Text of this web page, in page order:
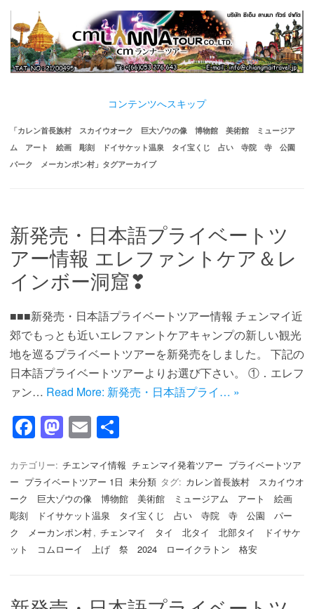
コンテンツへスキップ
「カレン首長族村 スカイウオーク 巨大ゾウの像 博物館 美術館 ミュージア
ム アート 絵画 彫刻 ドイサケット温泉 タイ宝くじ 占い 寺院 寺 公園
パーク メーカンポン村 」タグアーカイブ
新発売・日本語プライベートツ
アー情報 エレファントケア＆レ
インボー洞窟❣
■■■新発売・日本語プライベートツアー情報 チェンマイ近
郊でもっとも近いエレファントケアキャンプの新しい観光
地を巡るプライベートツアーを新発売をしました。 下記の
日本語プライベートツアーよりお選び下さい。 ①．エレフ
ァン… Read More: 新発売・日本語プライ… »
F
c
e
b
o
o
M
st
o
d
o
E
ail
カテゴリー: チエンマイ情報 チェンマイ発着ツアー プライベートツア
ー プライベートツアー 1日 未分類 タグ: カレン首長族村 スカイウオ
ーク 巨大ゾウの像 博物館 美術館 ミュージアム アート 絵画
彫刻 ドイサケット温泉 タイ宝くじ 占い 寺院 寺 公園 パー
ク メーカンポン村, チェンマイ タイ 北タイ 北部タイ ドイサケ
ット コムローイ 上げ 祭 2024 ローイクラトン 格安